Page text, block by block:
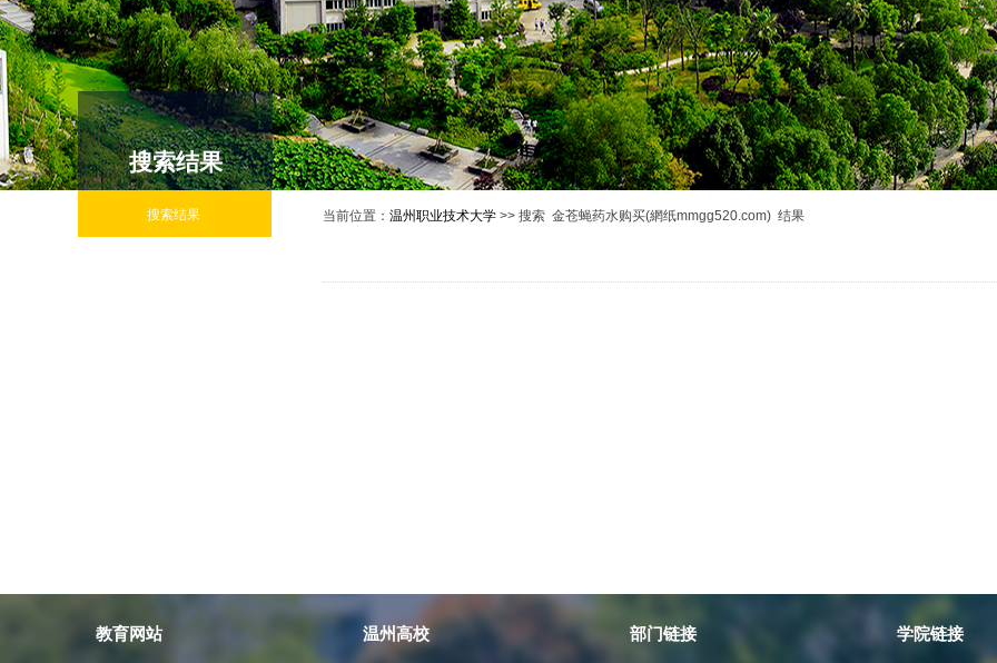
搜索结果
搜索结果 当前位置： 温州职业技术大学 >> 搜索 金苍蝇药水购买(網纸mmgg520.com) 结果
教育网站 温州高校 部门链接 学院链接